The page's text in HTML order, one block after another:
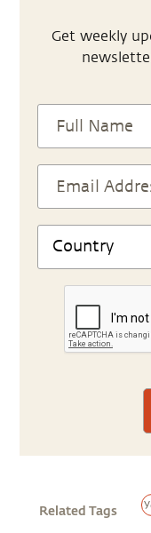
Get weekly
Related Tags